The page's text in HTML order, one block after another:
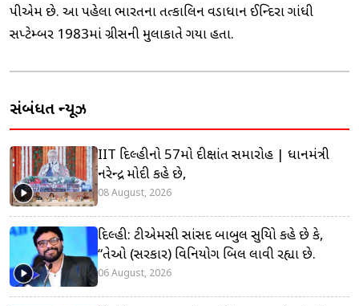
પીએમ છે. આ પહેલા ભારતના તત્કાલિન વડાપ્રધાન ઈન્દિરા ગાંધી
સપ્ટેમ્બર 1983માં ગ્રીસની મુલાકાતે ગયા હતા.
સંબંધિત ન્યૂઝ
IIT દિલ્હીનો 57મો દીક્ષાંત સમારોહ | પ્રધાનમંત્રી
નરેન્દ્ર મોદી કહે છે,
08 August, 2026
દિલ્હી: ટીએમસી સાંસદ બાબુલ સુપ્રિયો કહે છે કે,
“તેઓ (સરકાર) વિનિયોગ બિલ લાવી રહ્યા છે.
06 August, 2026